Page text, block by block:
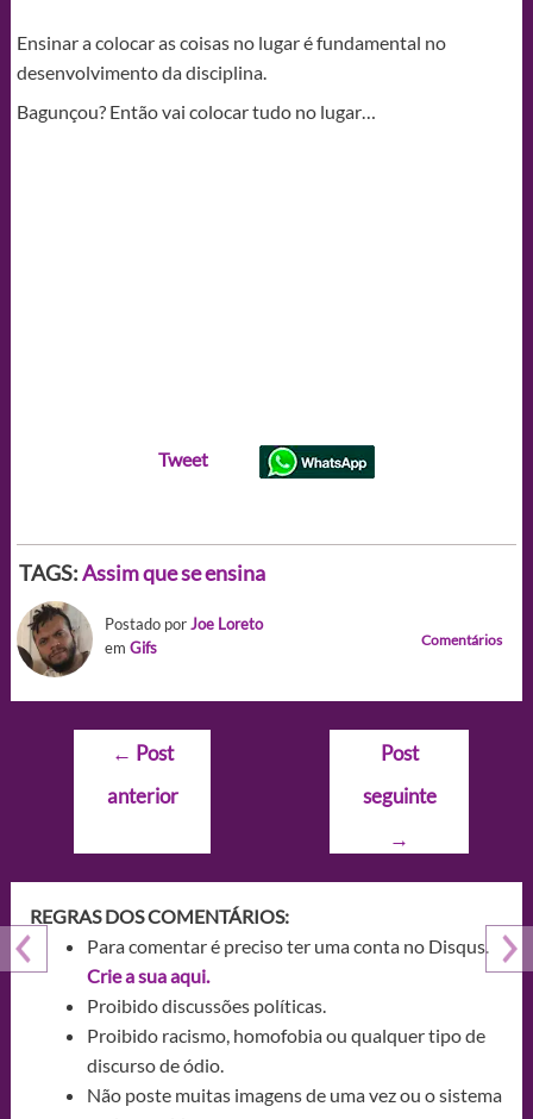
Ensinar a colocar as coisas no lugar é fundamental no
desenvolvimento da disciplina.
Bagunçou? Então vai colocar tudo no lugar…
Tweet
TAGS:Assim que se ensina
Postado porJoe Loreto
em Gifs Comentários
Navegação
Post
← Post
anterior
Post
seguinte
→
REGRAS DOS COMENTÁRIOS:
Para comentar é preciso ter uma conta no Disqus.
Crie a sua aqui.
Proibido discussões políticas.
Proibido racismo, homofobia ou qualquer tipo de
discurso de ódio.
Não poste muitas imagens de uma vez ou o sistema